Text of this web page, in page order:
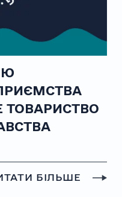
ТОВАРИСТВО
БІЛЬШЕ